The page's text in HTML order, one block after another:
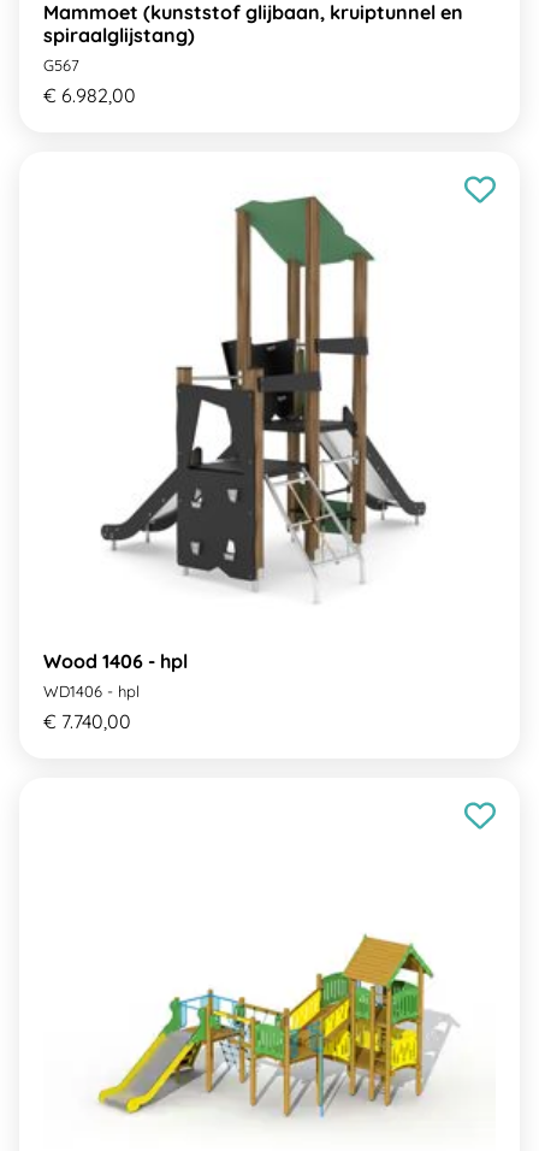
Mammoet (kunststof glijbaan, kruiptunnel en
spiraalglijstang)
G567
€ 6.982,00
Wood 1406 - hpl
WD1406 - hpl
€ 7.740,00